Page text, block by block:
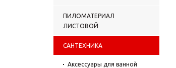
ПИЛОМАТЕРИАЛ
ЛИСТОВОЙ
САНТЕХНИКА
Аксессуары для ванной